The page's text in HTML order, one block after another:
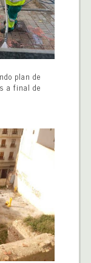
plan de
a final de